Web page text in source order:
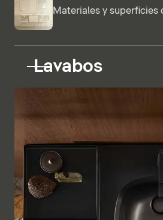
Materiales y superficies
Lavabos